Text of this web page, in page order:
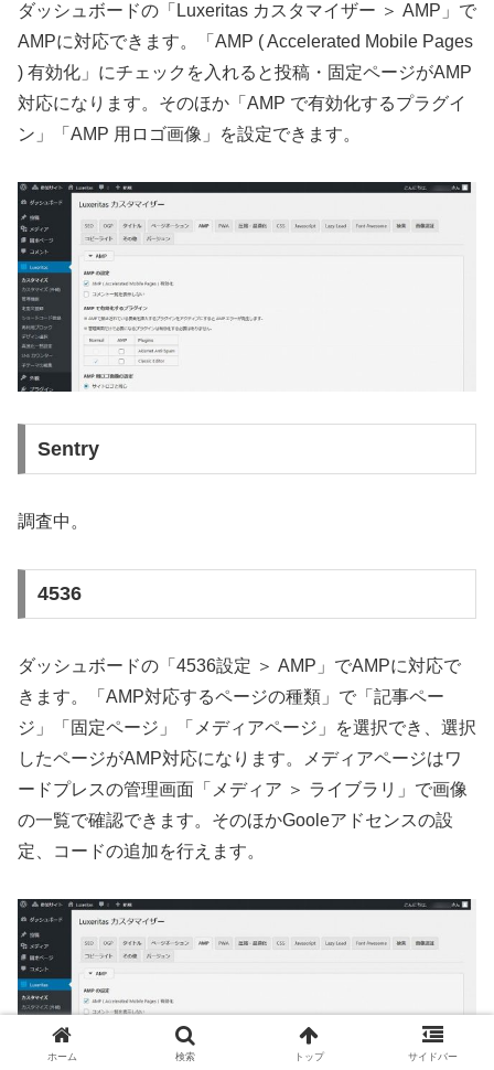
ダッシュボードの「Luxeritas カスタマイザー ＞ AMP」で
AMPに対応できます。「AMP ( Accelerated Mobile Pages
) 有効化」にチェックを入れると投稿・固定ページがAMP
対応になります。そのほか「AMP で有効化するプラグイ
ン」「AMP 用ロゴ画像」を設定できます。
Sentry
調査中。
4536
ダッシュボードの「4536設定 ＞ AMP」でAMPに対応で
きます。「AMP対応するページの種類」で「記事ペー
ジ」「固定ページ」「メディアページ」を選択でき、選択
したページがAMP対応になります。メディアページはワ
ードプレスの管理画面「メディア ＞ ライブラリ」で画像
の一覧で確認できます。そのほかGooleアドセンスの設
定、コードの追加を行えます。
ホーム 検索 トップ サイドバー